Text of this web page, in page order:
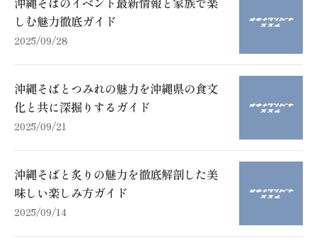
しむ魅力徹底ガイド
2025/09/28
沖縄そばとつみれの魅力を沖縄県の食文
化と共に深掘りするガイド
2025/09/21
沖縄そばと炙りの魅力を徹底解剖した美
味しい楽しみ方ガイド
2025/09/14